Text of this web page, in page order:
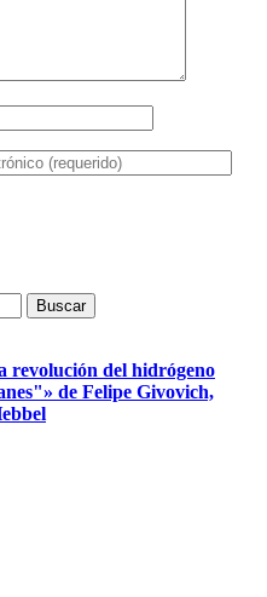
del hidrógeno
de Felipe Givovich,